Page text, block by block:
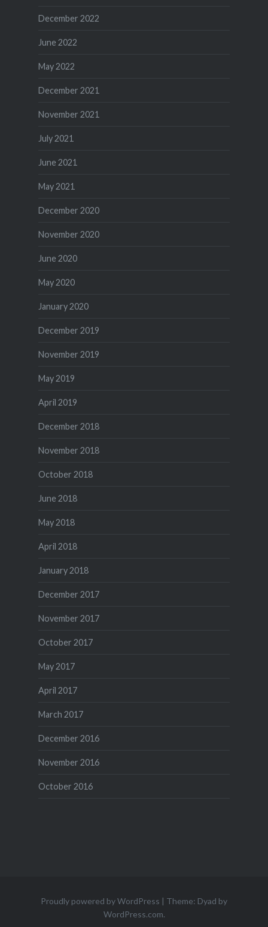
December 2022
June 2022
May 2022
December 2021
November 2021
July 2021
June 2021
May 2021
December 2020
November 2020
June 2020
May 2020
January 2020
December 2019
November 2019
May 2019
April 2019
December 2018
November 2018
October 2018
June 2018
May 2018
April 2018
January 2018
December 2017
November 2017
October 2017
May 2017
April 2017
March 2017
December 2016
November 2016
October 2016
Proudly powered by WordPress | Theme: Dyad by
WordPress.com.